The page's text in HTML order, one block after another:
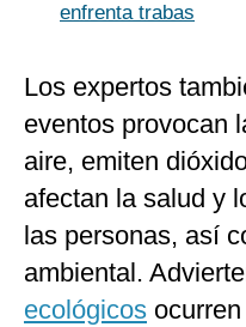
enfrenta trabas
Los expertos
eventos provocan
aire, emiten
afectan la salud y
las personas, así
ambiental.
ecológicos